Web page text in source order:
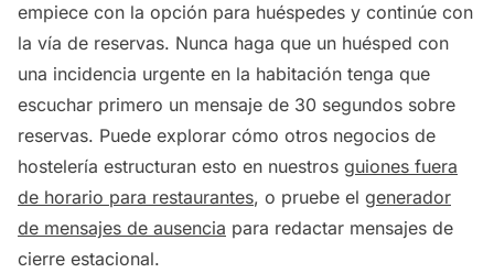
empiece con la opción para huéspedes y continúe con
la vía de reservas. Nunca haga que un huésped con
una incidencia urgente en la habitación tenga que
escuchar primero un mensaje de 30 segundos sobre
reservas. Puede explorar cómo otros negocios de
hostelería estructuran esto en nuestros guiones fuera
de horario para restaurantes, o pruebe el generador
de mensajes de ausencia para redactar mensajes de
cierre estacional.